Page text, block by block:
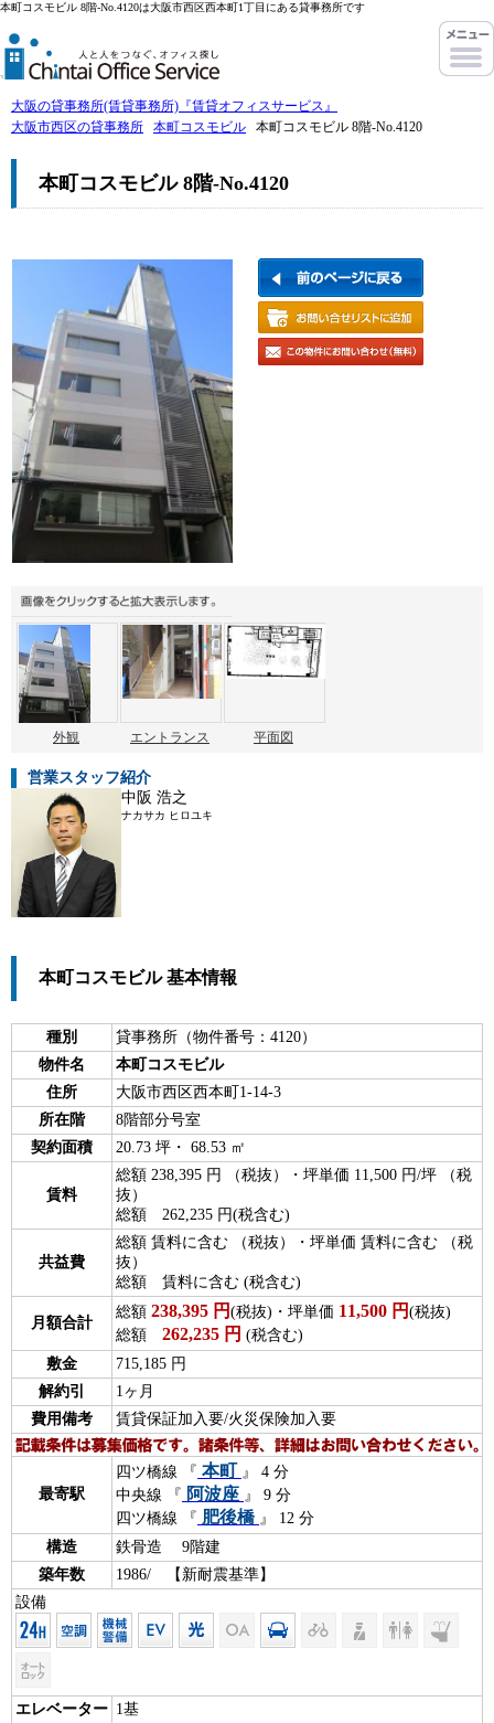
本町コスモビル 8階-No.4120は大阪市西区西本町1丁目にある貸事務所です
大阪の貸事務所(賃貸事務所)『賃貸オフィスサービス』
大阪市西区の貸事務所
本町コスモビル 本町コスモビル 8階-No.4120
本町コスモビル 8階-No.4120
外観 エントランス 平面図
営業スタッフ紹介
中阪 浩之
ナカサカ ヒロユキ
本町コスモビル 基本情報
種別
貸事務所（物件番号：4120）
物件名
本町コスモビル
住所
大阪市西区西本町1-14-3
所在階
8階部分号室
契約面積
20.73 坪・ 68.53 ㎡
賃料
総額 238,395 円 （税抜）・坪単価 11,500 円/坪 （税
抜）
総額 262,235 円(税含む)
共益費
総額 賃料に含む （税抜）・坪単価 賃料に含む （税
抜）
総額 賃料に含む (税含む)
月額合計
総額 238,395 円 (税抜)・坪単価 11,500 円 (税抜)
総額 262,235 円 (税含む)
敷金
715,185 円
解約引
1ヶ月
費用備考
賃貸保証加入要/火災保険加入要
最寄駅
四ツ橋線 『 本町 』 4 分
中央線 『 阿波座 』 9 分
四ツ橋線 『 肥後橋 』 12 分
構造
鉄骨造 9階建
築年数
1986/ 【新耐震基準】
設備
エレベーター 1基